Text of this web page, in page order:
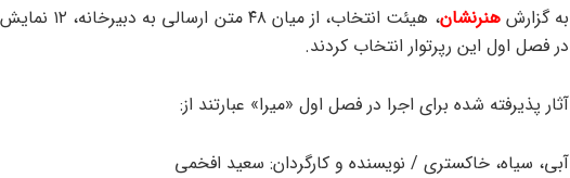
به گزارشهنرنشان
، هیئت انتخاب، از میان
در فصل اول این رپرتوار انتخاب کردند.
آثار پذیرفته شده برای اجرا در فصل اول «میرا» عبارتند از:
آبی، سیاه، خاکستری / نویسنده و کارگردان: سعید افخمی